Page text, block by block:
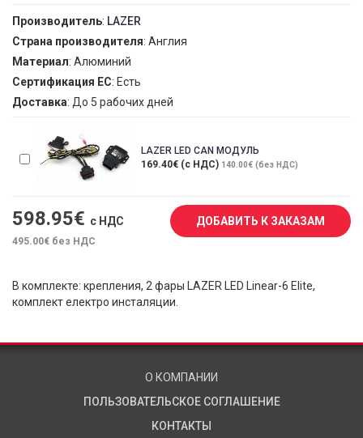
Производитель: LAZER
Страна производителя: Англия
Материал: Алюминий
Сертификация ЕС: Есть
Доставка: До 5 рабочих дней
LAZER LED CAN МОДУЛЬ
169.40€ (с НДС) 140.00€ (без НДС)
598.95€ с НДС
495.00€ без НДС
ДОБАВИТЬ К ЗАКАЗАМ
В комплекте: крепления, 2 фары LAZER LED Linear-6 Elite,
комплект електро инсталяции.
О КОМПАНИИ
ПОЛЬЗОВАТЕЛЬСКОЕ СОГЛАШЕНИЕ
КОНТАКТЫ